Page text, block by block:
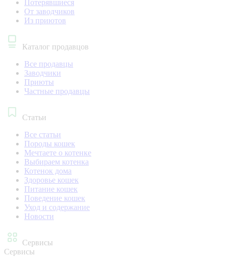
Потерявшиеся
От заводчиков
Из приютов
Каталог продавцов
Все продавцы
Заводчики
Приюты
Частные продавцы
Статьи
Все статьи
Породы кошек
Мечтаете о котенке
Выбираем котенка
Котенок дома
Здоровье кошек
Питание кошек
Поведение кошек
Уход и содержание
Новости
Сервисы
Сервисы